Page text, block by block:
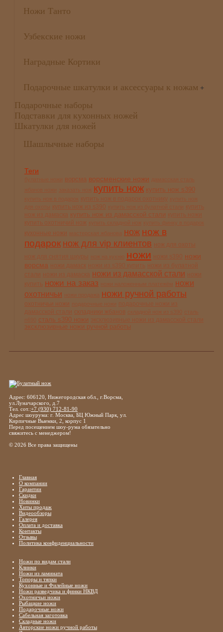
Ножи Танто
Узбекские ножи
Наградные Кортики
Подарочные шкатулки и аксессуары к ножам +
Подарочные наборы
Подставки для кухонных ножей
Шкатулки для ножей
Шашлычные наборы
Теги
ворсма ворсменские ножи
купить нож купить нож s390
купить нож из дамасской стали
купить охотничий нож
кухонные ножи нож нож в
подарок нож для vip клиентов нож для охоты
ножи
ножи
ворсма
ножи дамаск
ножи из булатной
стали
ножи из дамасской стали
ножи
купить
ножи на заказ
ножи
охотничьи
ножи ручной работы
охотничьи ножи
складники жбанов
сталь s390 ножи
эксклюзивные ножи ручной работы
Адрес: 606120, Нижегородская обл., г.Ворсма,
ул.Луначарского, д.7
Тел. сот.:+7 (930) 712-81-90
Адрес шоурума: г. Москва, БЦ Южный Парк, ул.
Кирпичные Выемки, 2, корпус 1
Перед посещением шоу-рума обязательно
свяжитесь с менеджером!
© 2026 Все права защищены
Главная
О компании
Гарантии
Скидки
Новинки
Хиты продаж
Видеообзоры
Галерея
Оплата и доставка
Контакты
Отзывы
Политика конфиденциальности
Ножи по видам стали
Клинки
Ножи из ламината
Топоры и тяпки
Кухонные и Филейные ножи
Ножи разведчика и финки НКВД
Охотничьи ножи
Рыбацкие ножи
Подарочные ножи
Сабельная заготовка
Складные ножи
Авторские ножи ручной работы